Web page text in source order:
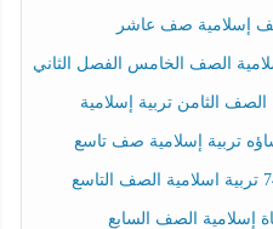
إسلامية صف عاشر
الصف الخامس الفصل الثاني
الثامن تربية إسلامية
تربية إسلامية صف تاسع
الصف السابع